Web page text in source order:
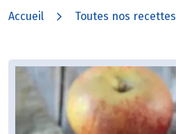
Accueil Toutes nos recettes